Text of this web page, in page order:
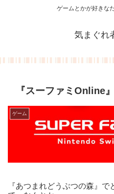
ゲームとかが好きな
気まぐれ
『スーファミOnline
ゲーム
『あつまれどうぶつの森』